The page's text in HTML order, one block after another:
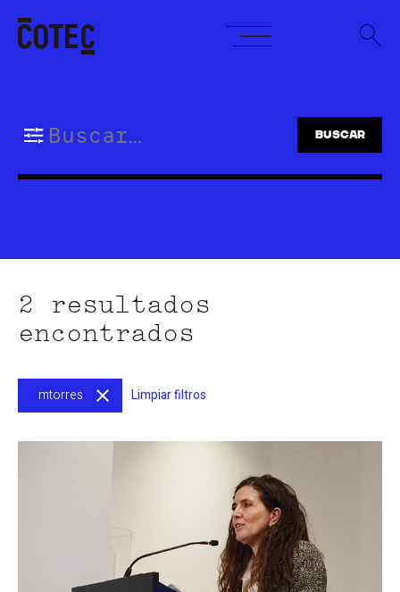
content
2 resultados
encontrados
mtorres Limpiar filtros